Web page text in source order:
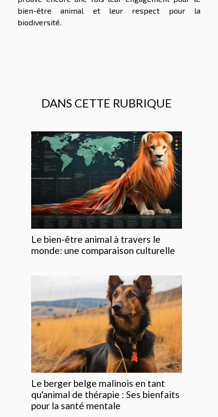
bien-être animal et leur respect pour la
biodiversité.
DANS CETTE RUBRIQUE
Le bien-être animal à travers le
monde: une comparaison culturelle
Le berger belge malinois en tant
qu'animal de thérapie : Ses bienfaits
pour la santé mentale